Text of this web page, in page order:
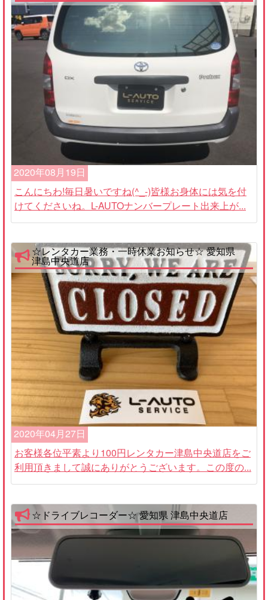
2020年08月19日
こんにちわ!毎日暑いですね(^_-)皆様お身体には気を付
けてくださいね。L-AUTOナンバープレート出来上が...
☆レンタカー業務・一時休業お知らせ☆ 愛知県
津島中央道店
2020年04月27日
お客様各位平素より100円レンタカー津島中央道店をご
利用頂きまして誠にありがとうございます。この度の...
☆ドライブレコーダー☆ 愛知県 津島中央道店